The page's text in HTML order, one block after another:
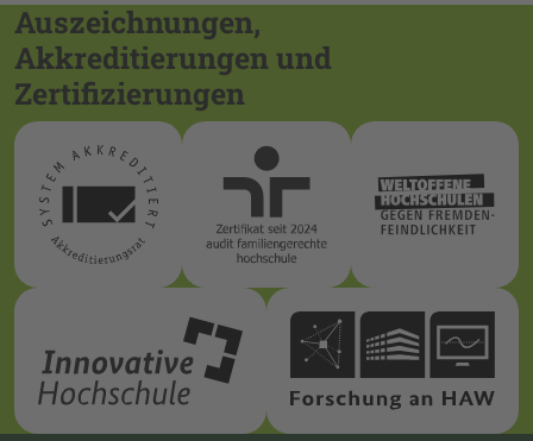
Auszeichnungen,
Akkreditierungen und
Zertifizierungen